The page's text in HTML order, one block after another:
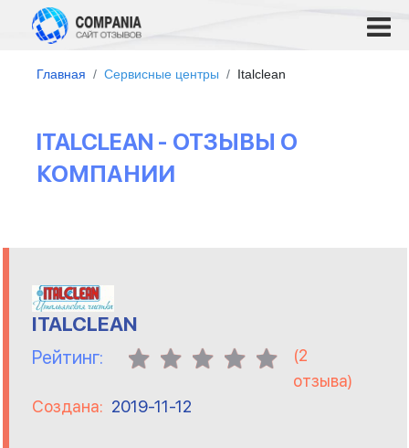
Главная Сервисные центры Italclean
ITALCLEAN - ОТЗЫВЫ О
КОМПАНИИ
ITALCLEAN
Рейтинг: (2
отзыва)
Создана: 2019-11-12